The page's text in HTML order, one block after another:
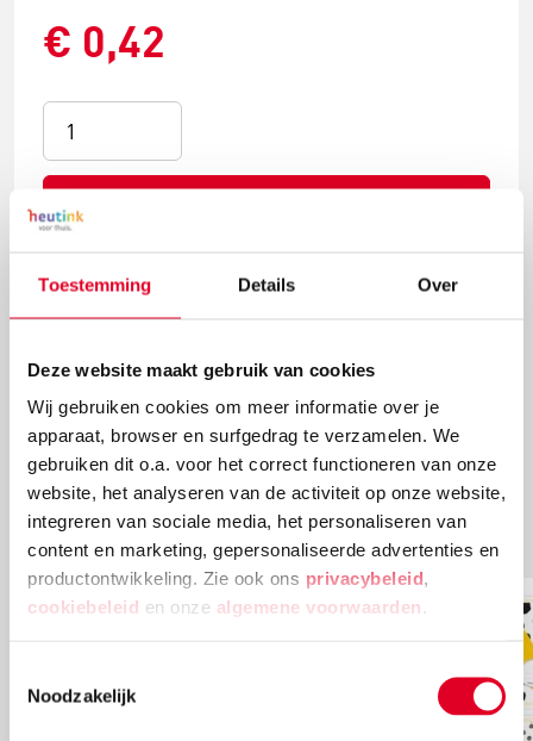
Toestemming Details Over
Deze website maakt gebruik van cookies
Wij gebruiken cookies om meer informatie over je
apparaat, browser en surfgedrag te verzamelen. We
gebruiken dit o.a. voor het correct functioneren van onze
website, het analyseren van de activiteit op onze website,
integreren van sociale media, het personaliseren van
content en marketing, gepersonaliseerde advertenties en
productontwikkeling. Zie ook ons privacybeleid,
cookiebeleid en onze algemene voorwaarden .
Noodzakelijk
€ 0,42
retourkosten.
Meer artikelen